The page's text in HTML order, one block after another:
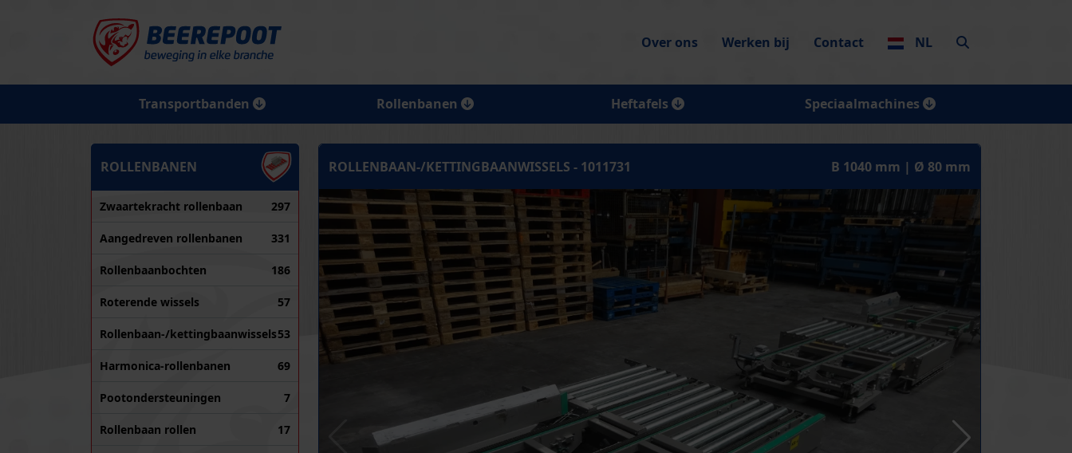
Over ons Werken bij Contact NL
Transportbanden Rollenbanen Heftafels Speciaalmachines
ROLLENBANEN
Zwaartekracht rollenbaan 297
Aangedreven rollenbanen 331
Rollenbaanbochten 186
Roterende wissels 57
Rollenbaan-/kettingbaanwissels53
Harmonica-rollenbanen 69
Pootondersteuningen 7
Rollenbaan rollen 17
ROLLENBAAN-/KETTINGBAANWISSELS - 1011731 B 1040 mm | Ø 80 mm